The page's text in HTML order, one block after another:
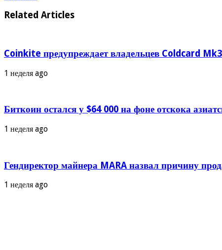
Related Articles
Coinkite предупреждает владельцев Coldcard
1 неделя ago
Биткоин остался у $64 000 на фоне отскока
1 неделя ago
Гендиректор майнера MARA назвал причину
1 неделя ago